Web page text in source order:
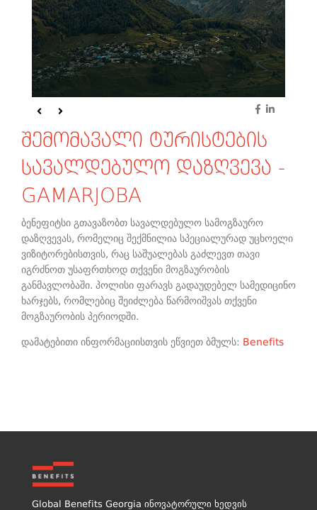
შემომავალი ტურისტების
სავალდებულო დაზღვევა -
GAMARJOBA
ბენეფიტსი გთავაზობთ სავალდებულო სამოგზაურო
დაზღვევას, რომელიც შექმნილია სპეციალურად უცხოელი
ვიზიტორებისთვის, რაც საშუალებას გაძლევთ თავი
იგრძნოთ უსაფრთხოდ თქვენი მოგზაურობის
განმავლობაში. პოლისი ფარავს გადაუდებელ სამედიცინო
ხარჯებს, რომლებიც შეიძლება წარმოიშვას თქვენი
მოგზაურობის პერიოდში.
დამატებითი ინფორმაციისთვის ეწვიეთ ბმულს: Benefits
Global Benefits Georgia ინოვატორული ხედვის